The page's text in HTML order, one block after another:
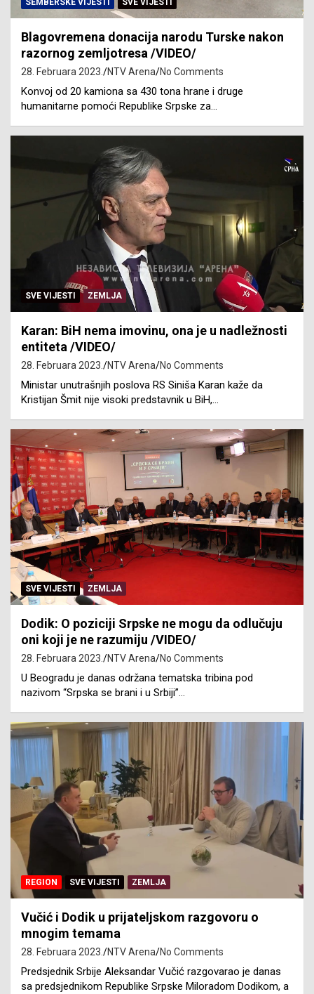
SEMBERSKE VIJESTI SVE VIJESTI
Blagovremena donacija narodu Turske nakon
razornog zemljotresa /VIDEO/
28. Februara 2023. NTV Arena No Comments
Konvoj od 20 kamiona sa 430 tona hrane i druge
humanitarne pomoći Republike Srpske za…
SVE VIJESTI ZEMLJA
Karan: BiH nema imovinu, ona je u nadležnosti
entiteta /VIDEO/
28. Februara 2023. NTV Arena No Comments
Ministar unutrašnjih poslova RS Siniša Karan kaže da
Kristijan Šmit nije visoki predstavnik u BiH,…
SVE VIJESTI ZEMLJA
Dodik: O poziciji Srpske ne mogu da odlučuju
oni koji je ne razumiju /VIDEO/
28. Februara 2023. NTV Arena No Comments
U Beogradu je danas održana tematska tribina pod
nazivom “Srpska se brani i u Srbiji”…
REGION SVE VIJESTI ZEMLJA
Vučić i Dodik u prijateljskom razgovoru o
mnogim temama
28. Februara 2023. NTV Arena No Comments
Predsjednik Srbije Aleksandar Vučić razgovarao je danas
sa predsjednikom Republike Srpske Miloradom Dodikom, a